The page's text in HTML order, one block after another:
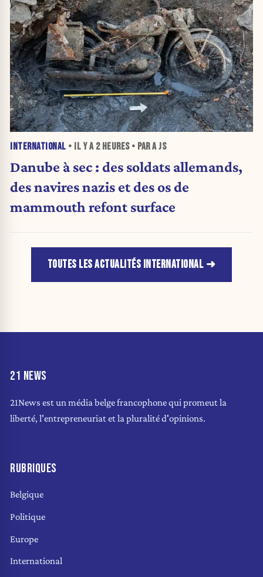
INTERNATIONAL • IL Y A 2 HEURES• PAR A JS
Danube à sec : des soldats allemands,
des navires nazis et des os de
mammouth refont surface
TOUTES LES ACTUALITÉS INTERNATIONAL
21 NEWS
21News est un média belge francophone qui promeut la
liberté, l'entrepreneuriat et la pluralité d'opinions.
RUBRIQUES
Belgique
Politique
Europe
International